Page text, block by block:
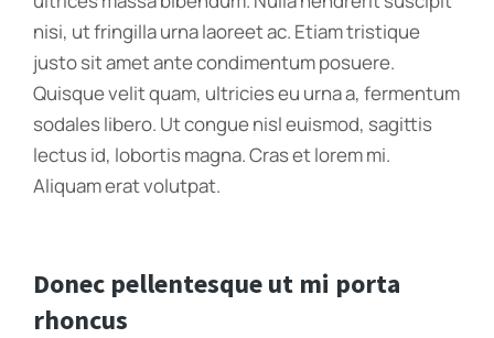
nisi, ut fringilla urna laoreet ac. Etiam tristique
justo sit amet ante condimentum posuere.
Quisque velit quam, ultricies eu urna a, fermentum
sodales libero. Ut congue nisl euismod, sagittis
lectus id, lobortis magna. Cras et lorem mi.
Aliquam erat volutpat.
Donec pellentesque ut mi porta
rhoncus